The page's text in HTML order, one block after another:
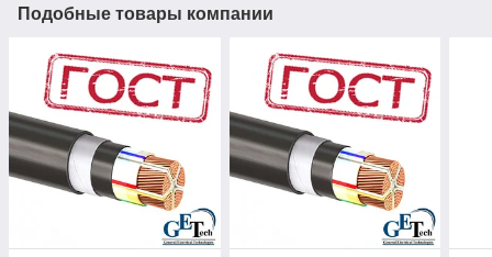
Подобные товары компании